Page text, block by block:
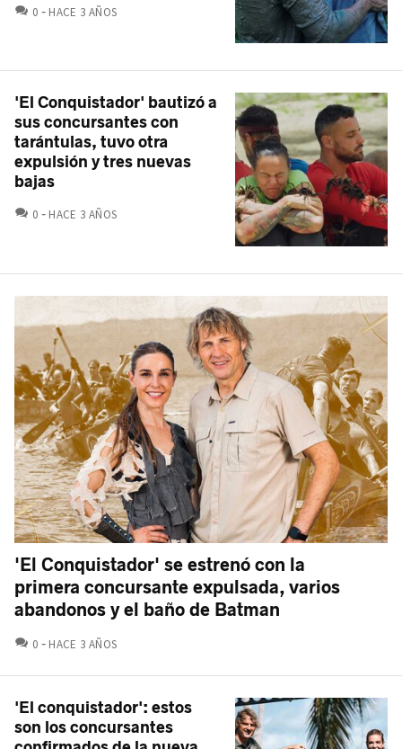
0 COMENTARIOS
HACE 3 AÑOS
'El Conquistador' bautizó a
sus concursantes con
tarántulas, tuvo otra
expulsión y tres nuevas
bajas
0 COMENTARIOS
HACE 3 AÑOS
'El Conquistador' se estrenó con la
primera concursante expulsada, varios
abandonos y el baño de Batman
0 COMENTARIOS
HACE 3 AÑOS
'El conquistador': estos
son los concursantes